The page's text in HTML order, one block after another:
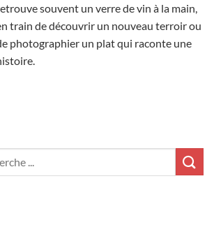
souvent un verre de vin à la main,
train de découvrir un nouveau terroir ou
photographier un plat qui raconte une